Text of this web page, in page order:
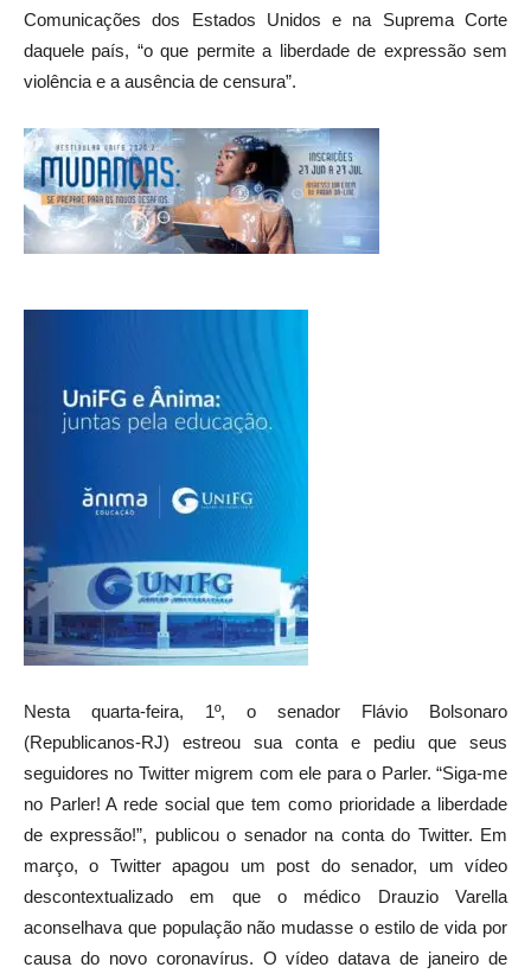
Comunicações dos Estados Unidos e na Suprema Corte
daquele país, “o que permite a liberdade de expressão sem
violência e a ausência de censura”.
Nesta quarta-feira, 1º, o senador Flávio Bolsonaro
(Republicanos-RJ) estreou sua conta e pediu que seus
seguidores no Twitter migrem com ele para o Parler. “Siga-me
no Parler! A rede social que tem como prioridade a liberdade
de expressão!”, publicou o senador na conta do Twitter. Em
março, o Twitter apagou um post do senador, um vídeo
descontextualizado em que o médico Drauzio Varella
aconselhava que população não mudasse o estilo de vida por
causa do novo coronavírus. O vídeo datava de janeiro de